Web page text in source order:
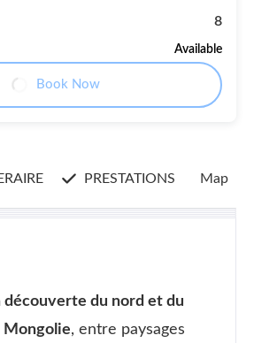
8
Available
Book Now
PRESTATIONS Map
découverte du nord et du
, entre paysages